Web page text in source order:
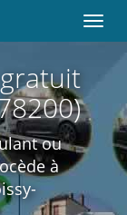
ou
à